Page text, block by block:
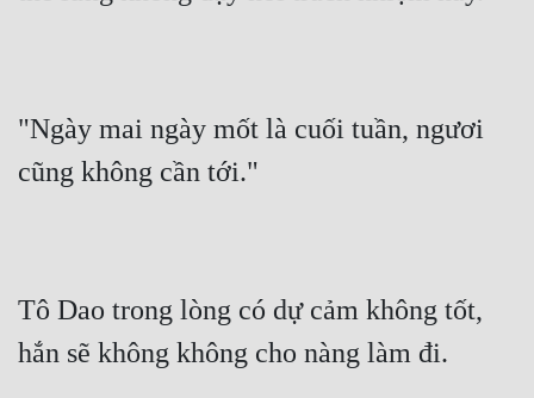
"Ngày mai ngày mốt là cuối tuần, ngươi
cũng không cần tới."
Tô Dao trong lòng có dự cảm không tốt,
hắn sẽ không không cho nàng làm đi.